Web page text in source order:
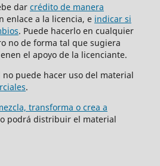
dar crédito de manera
enlace a la licencia, e indicar si
. Puede hacerlo en cualquier
no de forma tal que sugiera
el apoyo de la licenciante.
puede hacer uso del material
.
transforma o crea a
podrá distribuir el material